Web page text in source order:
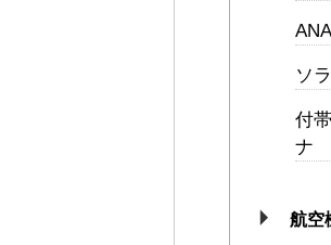
ソ
付
ナ
航空